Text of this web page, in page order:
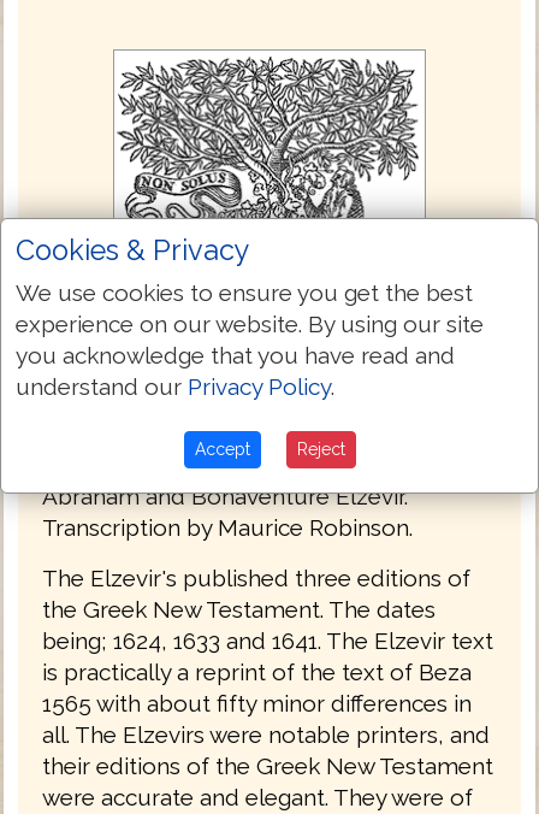
Textus Receptus (Elzevir 1624)
1624 Elzevir Textus Receptus, edited by
Abraham and Bonaventure Elzevir.
Transcription by Maurice Robinson.
The Elzevir's published three editions of
the Greek New Testament. The dates
being; 1624, 1633 and 1641. The Elzevir text
is practically a reprint of the text of Beza
1565 with about fifty minor differences in
all. The Elzevirs were notable printers, and
their editions of the Greek New Testament
were accurate and elegant. They were of
Cookies & Privacy
We use cookies to ensure you get the best
experience on our website. By using our site
you acknowledge that you have read and
understand our Privacy Policy.
Accept Reject